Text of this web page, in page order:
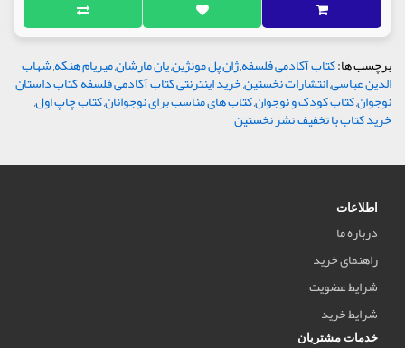
برچسب ها:کتاب آکادمی فلسفه,ژان پل مونژین,یان مارشان,میریام هنکه,شهاب
الدین عباسی,انتشارات نخستین,خرید اینترنتی کتاب آکادمی فلسفه,کتاب داستان
نوجوان,کتاب کودک و نوجوان,کتاب های مناسب برای نوجوانان,کتاب چاپ اول,
خرید کتاب با تخفیف,نشر نخستین
اطلاعات
درباره ما
راهنمای خرید
شرایط عضویت
شرایط خرید
خدمات مشتریان